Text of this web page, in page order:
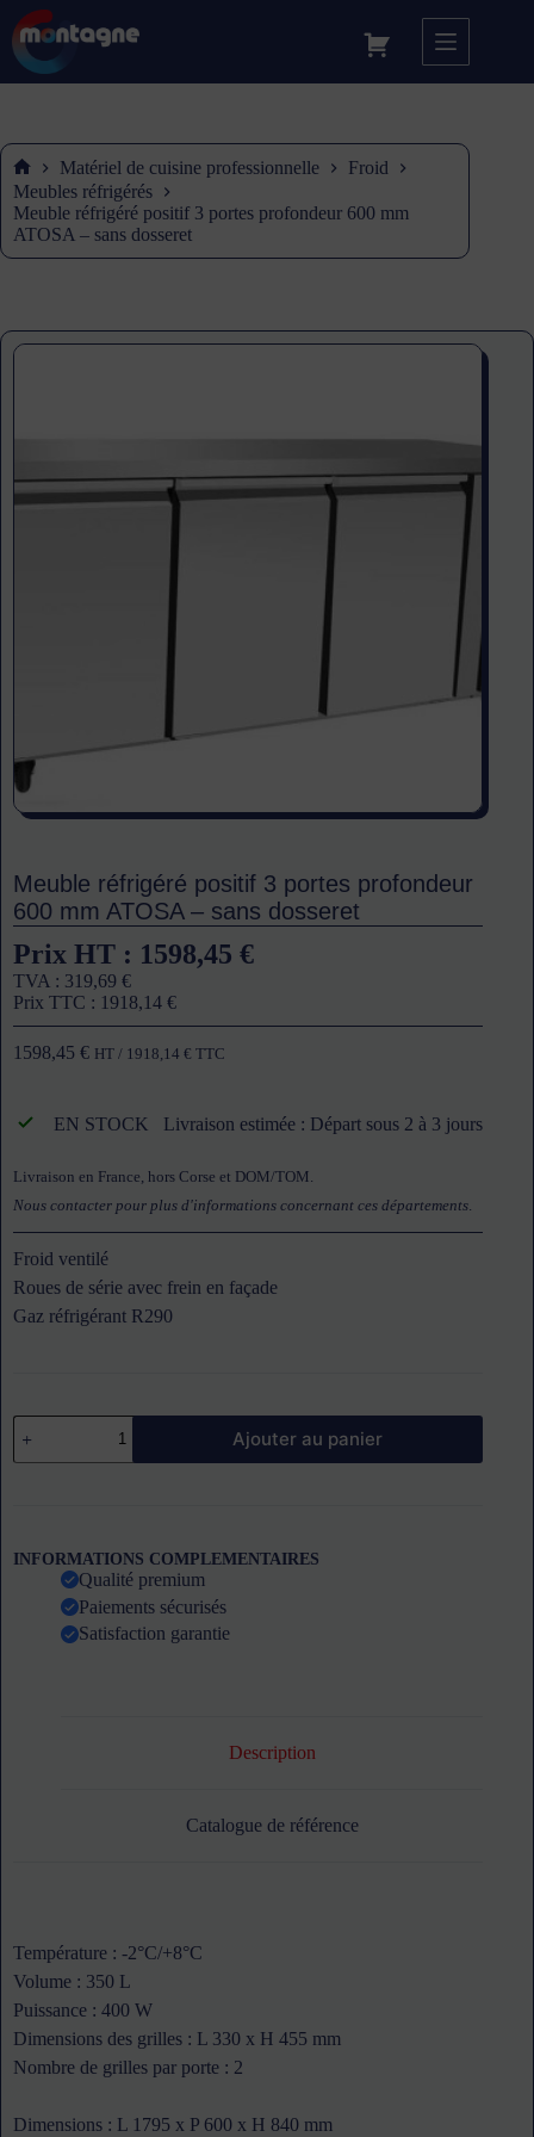
Accueil
Matériel de cuisine professionnelle
Froid
Meubles réfrigérés
Meuble réfrigéré positif 3 portes profondeur 600 mm
ATOSA – sans dosseret
Meuble réfrigéré positif 3 portes profondeur
600 mm ATOSA – sans dosseret
Prix HT : 1598,45 €
TVA : 319,69 €
Prix TTC : 1918,14 €
1598,45 € HT / 1918,14 € TTC
EN STOCK Livraison estimée : Départ sous 2 à 3 jours
Livraison en France, hors Corse et DOM/TOM.
Nous contacter pour plus d'informations concernant ces départements
Froid ventilé
Roues de série avec frein en façade
Gaz réfrigérant R290
quantité
de
Meuble
profondeur
ATOSA
Ajouter au panier
INFORMATIONS COMPLEMENTAIRES
Qualité premium
Paiements sécurisés
Satisfaction garantie
Description
Catalogue de référence
Température : -2°C/+8°C
Volume : 350 L
Puissance : 400 W
Dimensions des grilles : L 330 x H 455 mm
Nombre de grilles par porte : 2
Dimensions : L 1795 x P 600 x H 840 mm